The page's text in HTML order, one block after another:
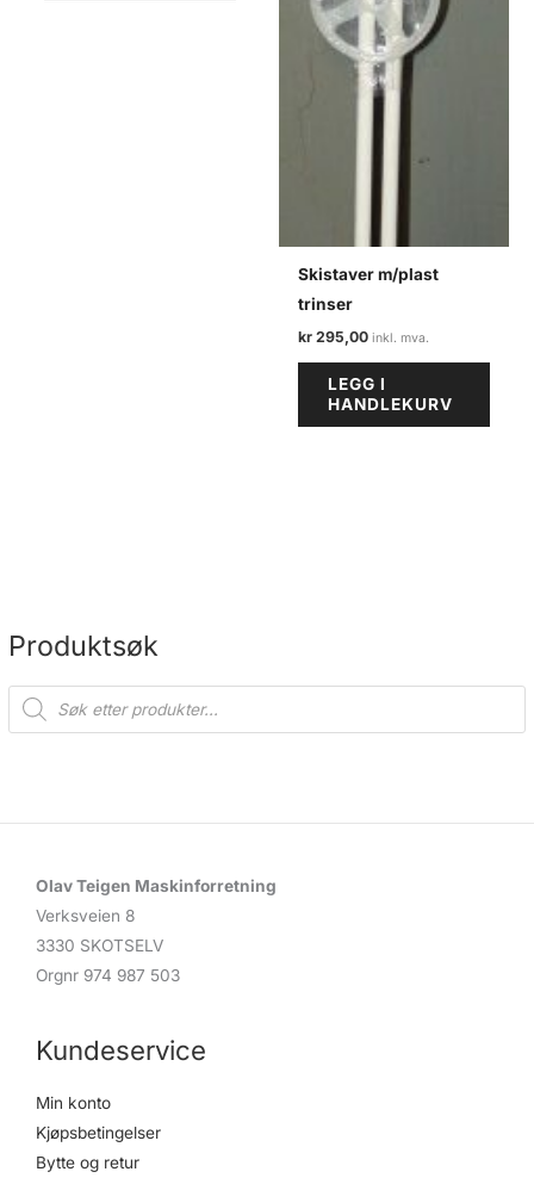
Produktsøk
P
d
Skistaver m/plast
trinser
kr 295,00
LEGG I
HANDLEKURV
Olav Teigen Maskinforretning
Verksveien 8
3330 SKOTSELV
Orgnr 974 987 503
Kundeservice
Min konto
Kjøpsbetingelser
Bytte og retur